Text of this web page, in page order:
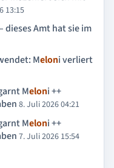
13:15
dieses Amt hat sie im
Meloni verliert
Meloni ++
8. Juli 2026 04:21
Meloni ++
7. Juli 2026 15:54